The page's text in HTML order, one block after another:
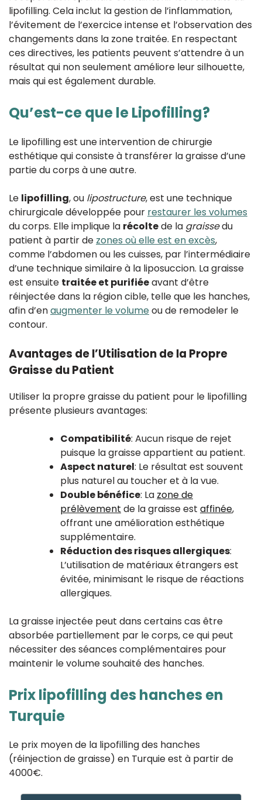
lipofilling. Cela inclut la gestion de l’inflammation,
l’évitement de l’exercice intense et l’observation des
changements dans la zone traitée. En respectant
ces directives, les patients peuvent s’attendre à un
résultat qui non seulement améliore leur silhouette,
mais qui est également durable.
Qu’est-ce que le Lipofilling?
Le lipofilling est une intervention de chirurgie
esthétique qui consiste à transférer la graisse d’une
partie du corps à une autre.
Le lipofilling, ou lipostructure, est une technique
chirurgicale développée pour restaurer les volumes
du corps. Elle implique la récoltede la graissedu
patient à partir de zones où elle est en excès,
comme l’abdomen ou les cuisses, par l’intermédiaire
d’une technique similaire à la liposuccion. La graisse
est ensuite traitée et purifiéeavant d’être
réinjectée dans la région cible, telle que les hanches,
afin d’enaugmenter le volumeou de remodeler le
contour.
Avantages de l’Utilisation de la Propre
Graisse du Patient
Utiliser la propre graisse du patient pour le lipofilling
présente plusieurs avantages:
Compatibilité: Aucun risque de rejet
puisque la graisse appartient au patient.
Aspect naturel: Le résultat est souvent
plus naturel au toucher et à la vue.
Double bénéfice: La zone de
prélèvement de la graisse est affinée,
offrant une amélioration esthétique
supplémentaire.
Réduction des risques allergiques:
L’utilisation de matériaux étrangers est
évitée, minimisant le risque de réactions
allergiques.
La graisse injectée peut dans certains cas être
absorbée partiellement par le corps, ce qui peut
nécessiter des séances complémentaires pour
maintenir le volume souhaité des hanches.
Prix lipofilling des hanches en
Turquie
Le prix moyen de la lipofilling des hanches
(réinjection de graisse) en Turquie est à partir de
4000€.